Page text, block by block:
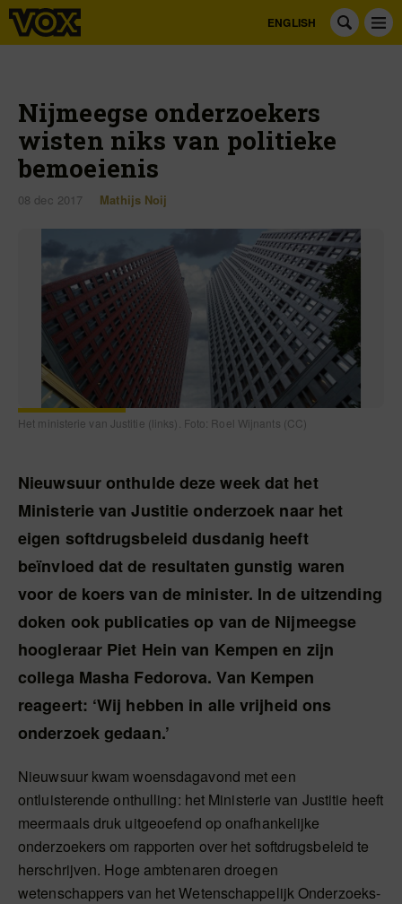
ENGLISH
Nijmeegse onderzoekers
wisten niks van politieke
bemoeienis
08 dec 2017 Mathijs Noij
Het ministerie van Justitie (links). Foto: Roel Wijnants (CC)
Nieuwsuur onthulde deze week dat het
Ministerie van Justitie onderzoek naar het
eigen softdrugsbeleid dusdanig heeft
beïnvloed dat de resultaten gunstig waren
voor de koers van de minister. In de uitzending
doken ook publicaties op van de Nijmeegse
hoogleraar Piet Hein van Kempen en zijn
collega Masha Fedorova. Van Kempen
reageert: ‘Wij hebben in alle vrijheid ons
onderzoek gedaan.’
Nieuwsuur kwam woensdagavond met een
ontluisterende onthulling: het Ministerie van Justitie heeft
meermaals druk uitgeoefend op onafhankelijke
onderzoekers om rapporten over het softdrugsbeleid te
herschrijven. Hoge ambtenaren droegen
wetenschappers van het Wetenschappelijk Onderzoeks-